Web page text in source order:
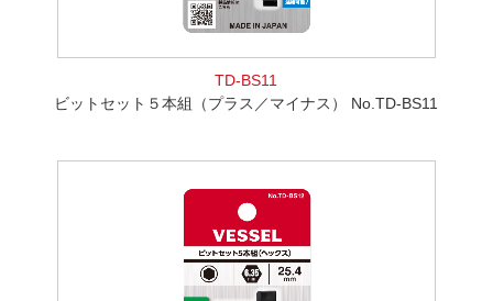
TD-BS11
ビットセット５本組（プラス／マイナス） No.TD-BS11